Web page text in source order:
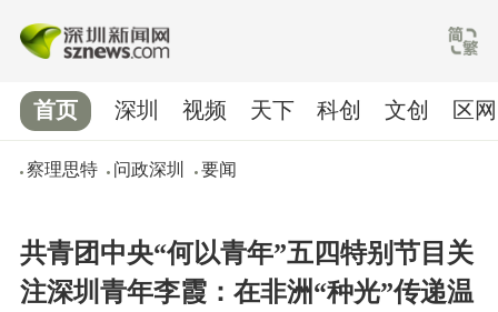
首页
察理思特 问政深圳 要闻
深圳 视频 天下 科创 文创 区网
共青团中央“何以青年”五四特别节目关
注深圳青年李霞：在非洲“种光”传递温